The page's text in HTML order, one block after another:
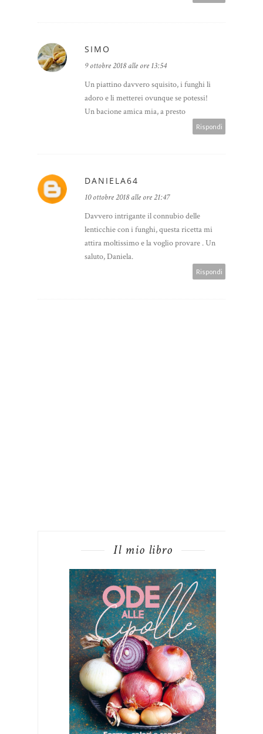
SIMO
9 ottobre 2018 alle ore 13:54
Un piattino davvero squisito, i funghi li
adoro e li metterei ovunque se potessi!
Un bacione amica mia, a presto
Rispondi
DANIELA64
10 ottobre 2018 alle ore 21:47
Davvero intrigante il connubio delle
lenticchie con i funghi, questa ricetta mi
attira moltissimo e la voglio provare . Un
saluto, Daniela.
Rispondi
Il mio libro